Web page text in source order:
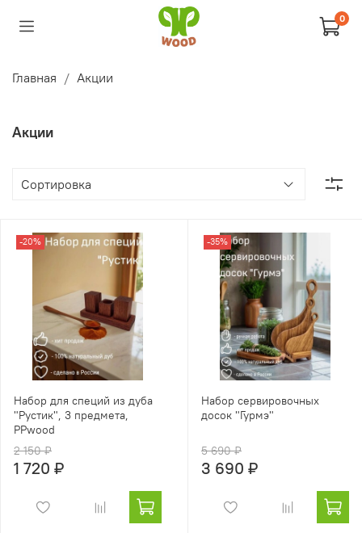
0
Главная Акции
Акции
-20%
Набор для специй из дуба
"Рустик", 3 предмета,
PPwood
2 150 ₽
1 720 ₽
-35%
Набор сервировочных
досок "Гурмэ"
5 690 ₽
3 690 ₽